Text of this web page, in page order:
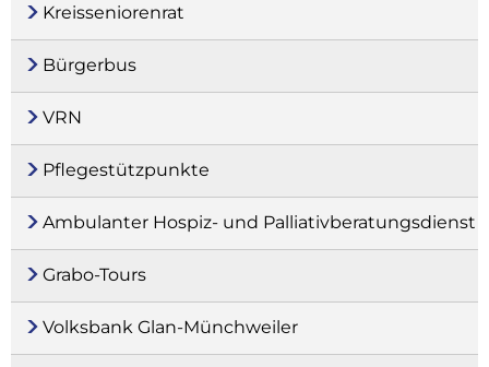
Kreisseniorenrat
Bürgerbus
VRN
Pflegestützpunkte
Ambulanter Hospiz- und Palliativberatungsdienst
Grabo-Tours
Volksbank Glan-Münchweiler